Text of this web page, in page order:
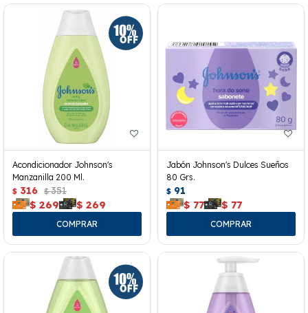
Acondicionador Johnson's
Manzanilla 200 Ml.
$ 316 $ 351
$ 269 $ 269
Jabón Johnson's Dulces Sueños
80 Grs.
$ 91
$ 77 $ 77